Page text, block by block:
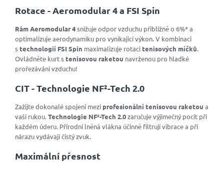
Rotace - Aeromodular 4 a FSI Spin
Rám Aeromodular 4snižuje odpor vzduchu přibližně o 6%* a
optimalizuje aerodynamiku pro vynikající výkon. V kombinaci
stechnologií FSI Spin maximalizuje rotacitenisových míčků.
Ovládněte kurt stenisovou raketou navrženou pro hladké
prořezávání vzduchu!
CIT - Technologie NF²-Tech 2.0
Zažijte dokonalé spojení mezi profesionální tenisovou raketou a
vaší rukou.Technologie NF²-Tech 2.0zaručuje výjimečný pocit při
každém úderu. Přírodní lněná vlákna účinně filtrují vibrace a při
nárazu vydávají čistý zvuk.
Maximální přesnost